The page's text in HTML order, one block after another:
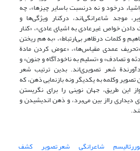
درخود و نه درنسبت باسایر چیزها»، چه
موجد شاعرانگی‌اند، درکنار ویژگی‌ها و
خواص غیرعادی به اشیای عادی»، «کنار
و کلمات درظاهر بی‌ارتباط»، «به هم ریختن
«تحریف عمدی مقیاس‌ها»، «عوض کردن مادة
و تصادف» و «تسلیم به ناخودآگاه و جنون» و
شعر تصویری‌اند. بدین ترتیب شعر
وکلمه به یکدیگر ونه بازنمایی ذهن، که
این طریق، جهان نوینی را برای نگریستن
دیداری رااز بین می‌برد، و ذهن اندیشیدن و
شاعرانگی شعر تصویر کشف